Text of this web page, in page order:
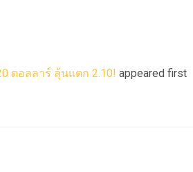
ดอลลาร์ ลุ้นแตก 2.10! appeared first